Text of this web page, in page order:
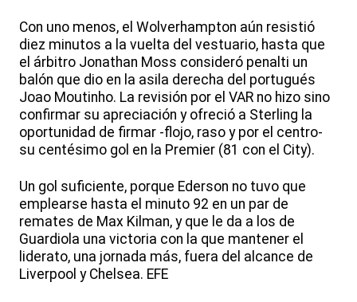
Con uno menos, el Wolverhampton aún resistió
diez minutos a la vuelta del vestuario, hasta que
el árbitro Jonathan Moss consideró penalti un
balón que dio en la asila derecha del portugués
Joao Moutinho. La revisión por el VAR no hizo sino
confirmar su apreciación y ofreció a Sterling la
oportunidad de firmar -flojo, raso y por el centro-
su centésimo gol en la Premier (81 con el City).
Un gol suficiente, porque Ederson no tuvo que
emplearse hasta el minuto 92 en un par de
remates de Max Kilman, y que le da a los de
Guardiola una victoria con la que mantener el
liderato, una jornada más, fuera del alcance de
Liverpool y Chelsea. EFE